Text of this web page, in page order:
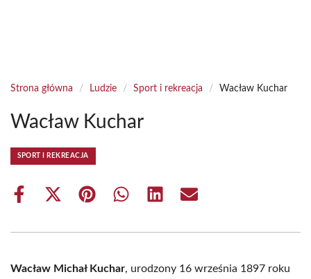
Strona główna / Ludzie / Sport i rekreacja / Wacław Kuchar
Wacław Kuchar
SPORT I REKREACJA
Share
Share
(Twitter)
Share Share Share Share
Wacław Michał Kuchar, urodzony 16 września 1897 roku